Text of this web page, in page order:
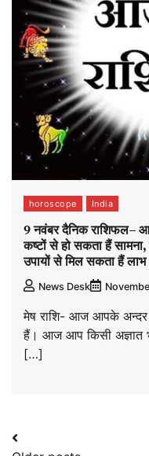
horoscope India
9 नवंबर दैनिक राशिफल–
कष्टों से हो सकता हैं
उपायों से मिल सकता हैं लाभ
News Desk
मेष राशि- आज आपके अन्दर
हैं। आज आप किसी अज्ञात
[…]
Posts